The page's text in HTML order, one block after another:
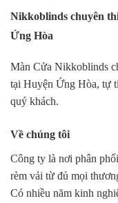
Nikkoblinds chuyên
Ứng Hòa
Màn Cửa Nikkoblinds
tại Huyện Ứng Hòa, tự
quý khách.
Về chúng tôi
Công ty là nơi phân
rèm vải từ đủ mọi
Có nhiều năm kinh